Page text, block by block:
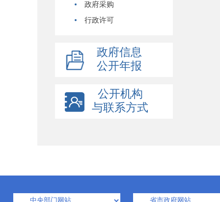
政府采购
行政许可
政府信息
公开年报
公开机构
与联系方式